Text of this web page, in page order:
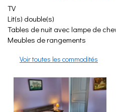
TV
Lit(s) double(s)
Tables de nuit avec lampe de
Meubles de rangements
Voir toutes les commodités